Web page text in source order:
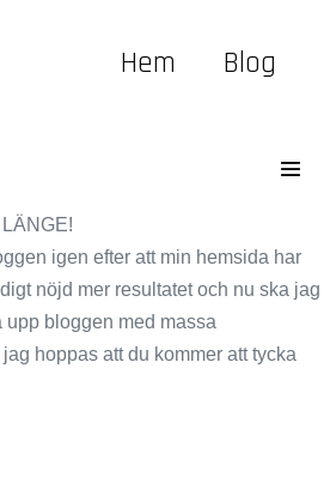
Hem Blog
igen efter att min hemsida har
nöjd mer resultatet och nu ska jag
bloggen med massa
hoppas att du kommer att tycka